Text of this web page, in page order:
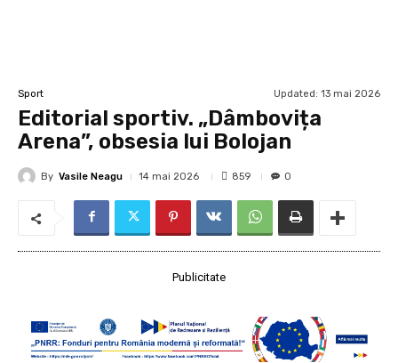
Sport Updated: 13 mai 2026
Editorial sportiv. „Dâmbovița
Arena”, obsesia lui Bolojan
By Vasile Neagu 14 mai 2026 859 0
Publicitate